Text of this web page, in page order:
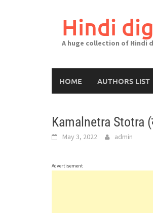
Hindi
A huge collection of Hindi
HOME AUTHORS LIST
Kamalnetra Stotra
May 3, 2022 admin
Advertisement